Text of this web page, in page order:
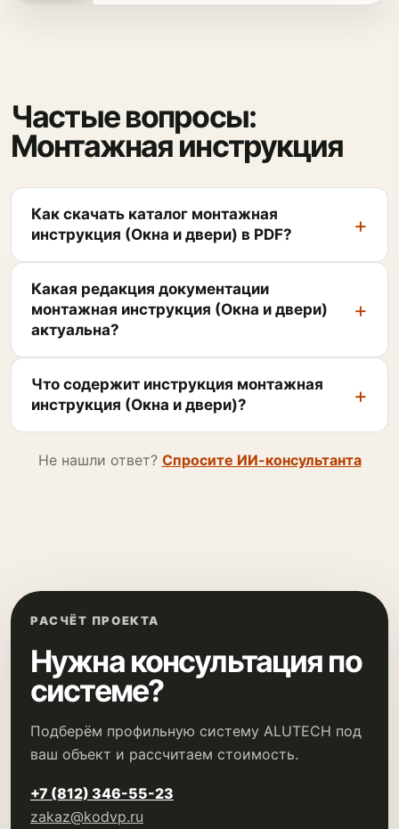
Частые вопросы:
Монтажная инструкция
Как скачать каталог монтажная
инструкция (Окна и двери) в PDF?
Какая редакция документации
монтажная инструкция (Окна и двери)
актуальна?
Что содержит инструкция монтажная
инструкция (Окна и двери)?
Не нашли ответ? Спросите ИИ-консультанта
РАСЧЁТ ПРОЕКТА
Нужна консультация по
системе?
Подберём профильную систему ALUTECH под
ваш объект и рассчитаем стоимость.
+7 (812) 346-55-23
zakaz@kodvp.ru